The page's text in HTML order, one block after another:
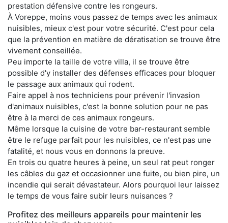
prestation défensive contre les rongeurs.
À Voreppe, moins vous passez de temps avec les animaux
nuisibles, mieux c'est pour votre sécurité. C'est pour cela
que la prévention en matière de dératisation se trouve être
vivement conseillée.
Peu importe la taille de votre villa, il se trouve être
possible d'y installer des défenses efficaces pour bloquer
le passage aux animaux qui rodent.
Faire appel à nos techniciens pour prévenir l'invasion
d'animaux nuisibles, c'est la bonne solution pour ne pas
être à la merci de ces animaux rongeurs.
Même lorsque la cuisine de votre bar-restaurant semble
être le refuge parfait pour les nuisibles, ce n'est pas une
fatalité, et nous vous en donnons la preuve.
En trois ou quatre heures à peine, un seul rat peut ronger
les câbles du gaz et occasionner une fuite, ou bien pire, un
incendie qui serait dévastateur. Alors pourquoi leur laissez
le temps de vous faire subir leurs nuisances ?
Profitez des meilleurs appareils pour maintenir les